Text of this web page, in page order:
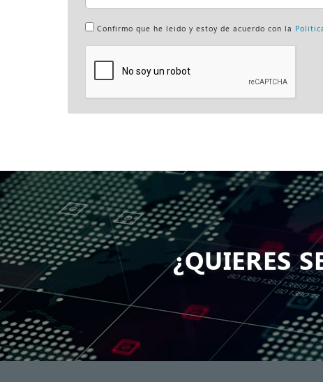
Confirmo que he leido y estoy de acuerdo con la
¿QUIERES